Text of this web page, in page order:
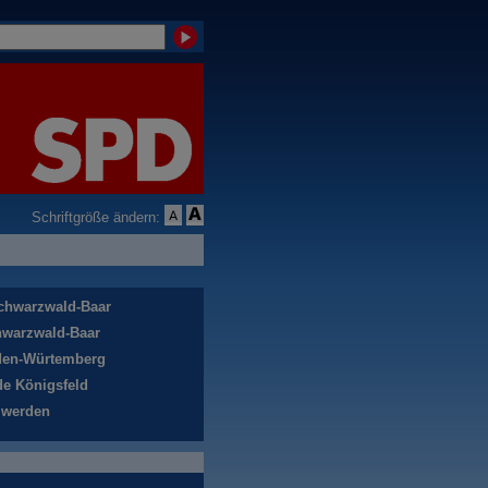
Schriftgröße ändern:
Baar
Baar
Würtemberg
Königsfeld